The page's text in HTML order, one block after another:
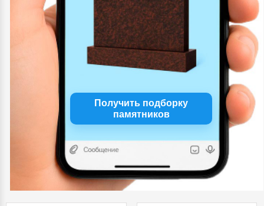
Получить подборку
памятников